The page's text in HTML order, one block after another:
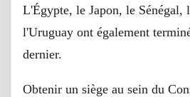
L'Égypte, le Japon, le Sénégal,
l'Uruguay ont également
dernier.
Obtenir un siège au sein du